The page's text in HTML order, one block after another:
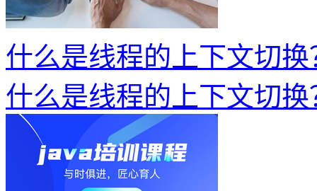
什么是线程的上下文切换
什么是线程的上下文切换